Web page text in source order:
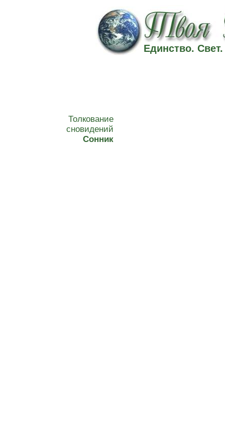
Единство.
Толкование
сновидений
Сонник